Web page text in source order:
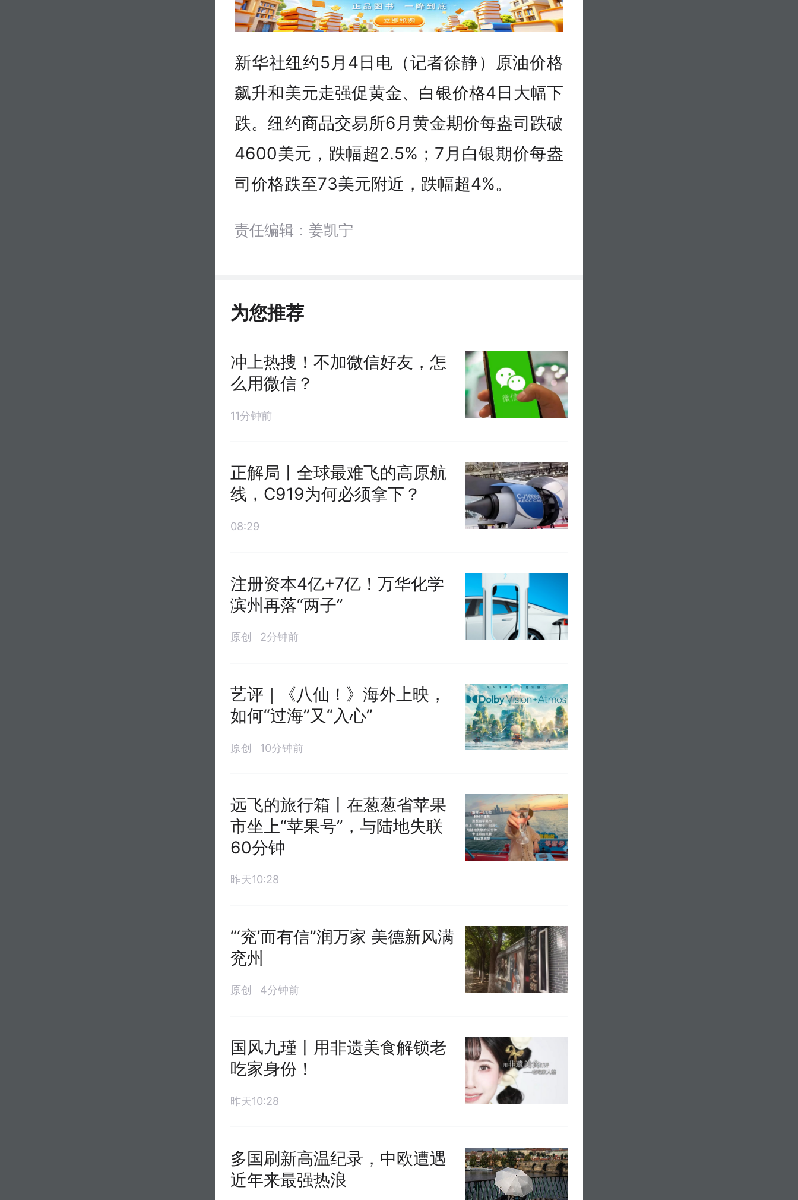
新华社纽约5月4日电（记者徐静）原油价格
飙升和美元走强促黄金、白银价格4日大幅下
跌。纽约商品交易所6月黄金期价每盎司跌破
4600美元，跌幅超2.5%；7月白银期价每盎
司价格跌至73美元附近，跌幅超4%。
责任编辑：姜凯宁
为您推荐
冲上热搜！不加微信好友，怎
么用微信？
11分钟前
正解局丨全球最难飞的高原航
线，C919为何必须拿下？
08:29
注册资本4亿+7亿！万华化学
滨州再落“两子”
原创 2分钟前
艺评｜《八仙！》海外上映，
如何“过海”又“入心”
原创 10分钟前
远飞的旅行箱丨在葱葱省苹果
市坐上“苹果号”，与陆地失联
60分钟
昨天10:28
“‘兖’而有信”润万家 美德新风满
兖州
原创 4分钟前
国风九瑾丨用非遗美食解锁老
吃家身份！
昨天10:28
多国刷新高温纪录，中欧遭遇
近年来最强热浪